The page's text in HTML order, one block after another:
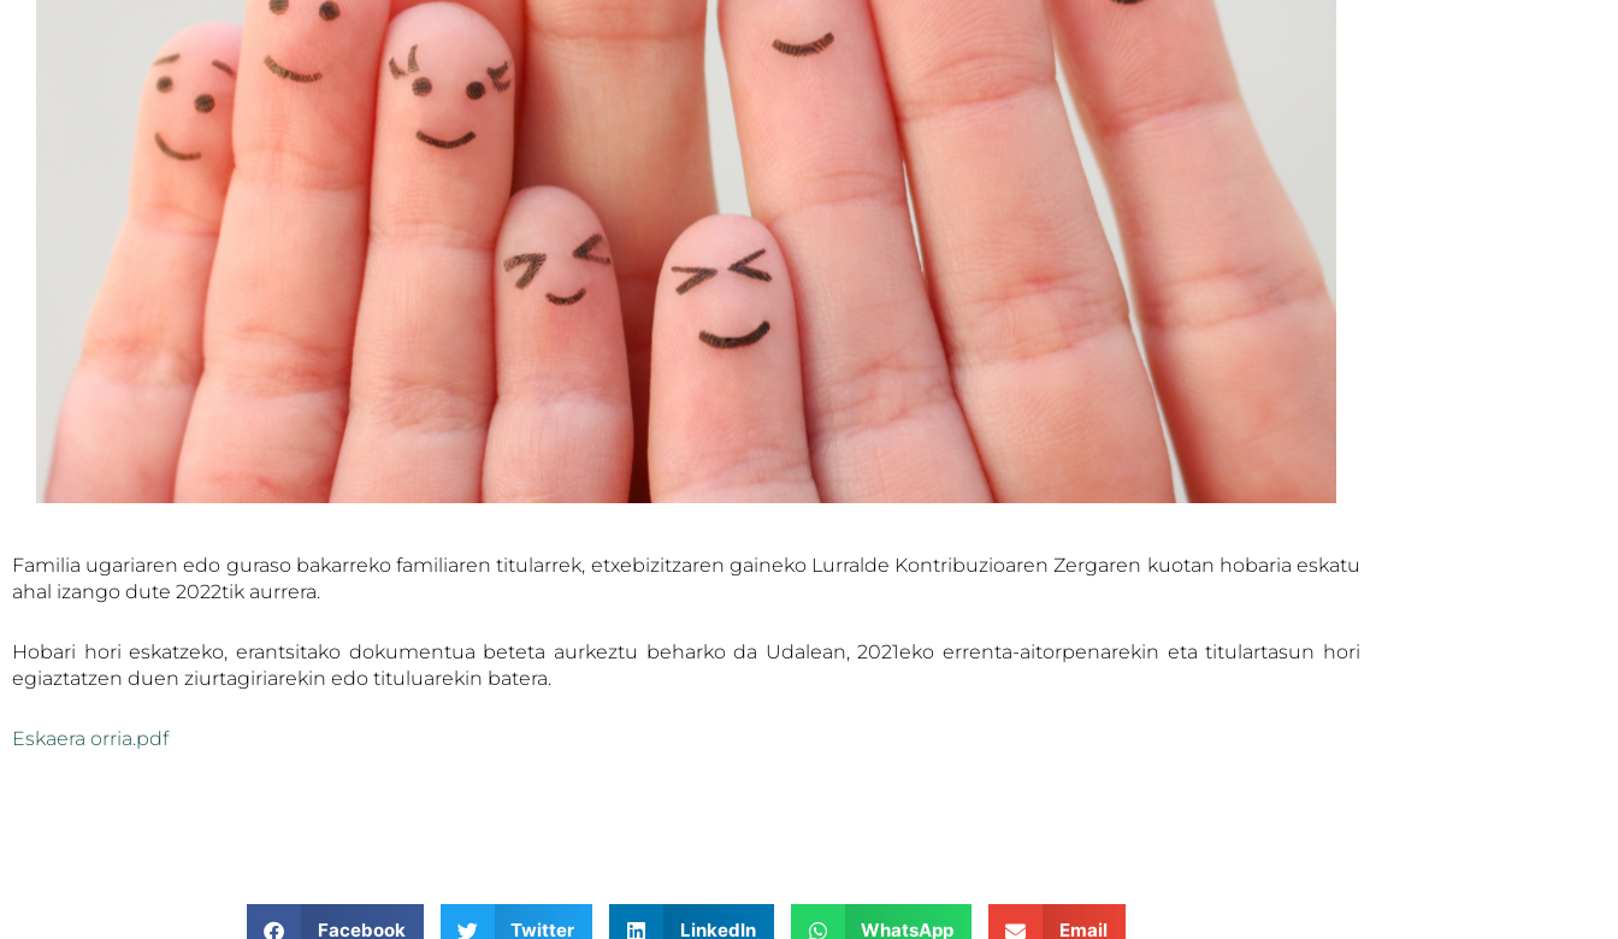
Familia ugariaren edo guraso bakarreko familiaren titularrek, etxebizitzaren gaineko Lurralde Kontribuzioaren Zergaren kuotan hobaria eskatu
ahal izango dute 2022tik aurrera.
Hobari hori eskatzeko, erantsitako dokumentua beteta aurkeztu beharko da Udalean, 2021eko errenta-aitorpenarekin eta titulartasun hori
egiaztatzen duen ziurtagiriarekin edo tituluarekin batera.
Eskaera orria.pdf
Facebook Twitter LinkedIn WhatsApp Email